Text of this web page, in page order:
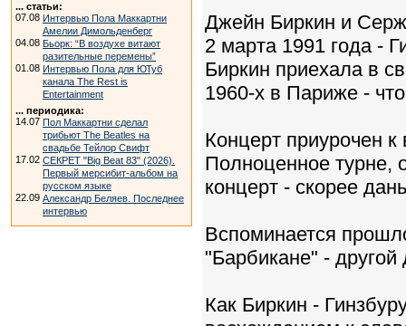
... статьи:
07.08 Интервью Пола Маккартни
Амелии Димольденберг
04.08 Бьорк: “В воздухе витают
разительные перемены”
01.08 Интервью Пола для ЮТуб
канала The Rest is
Entertainment
... периодика:
14.07 Пол Маккартни сделал
трибьют The Beatles на
свадьбе Тейлор Свифт
17.02 СЕКРЕТ "Big Beat 83" (2026).
Первый мерсибит-альбом на
русском языке
22.09 Александр Беляев. Последнее
интервью
Джейн Биркин и Серж
2 марта 1991 года -
Биркин приехала в
1960-х в Париже -
Концерт приурочен
Полноценное турне,
концерт - скорее
Вспоминается
"Барбикане" -
Как Биркин -